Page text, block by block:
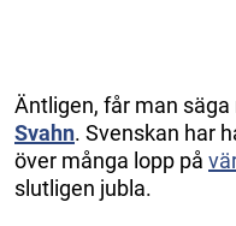
Äntligen, får man säga
Svahn. Svenskan har
över många lopp på
slutligen jubla.